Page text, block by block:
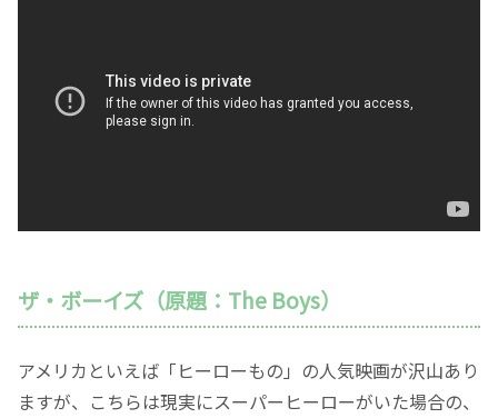
ザ・ボーイズ（原題：The Boys）
アメリカといえば「ヒーローもの」の人気映画が沢山あり
ますが、こちらは現実にスーパーヒーローがいた場合の、